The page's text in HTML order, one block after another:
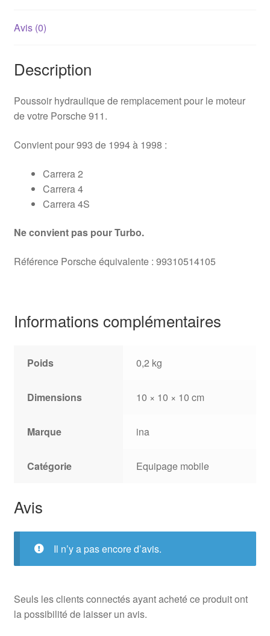
Avis (0)
Description
Poussoir hydraulique de remplacement pour le moteur
de votre Porsche 911.
Convient pour 993 de 1994 à 1998 :
Carrera 2
Carrera 4
Carrera 4S
Ne convient pas pour Turbo.
Référence Porsche équivalente : 99310514105
Informations complémentaires
Poids 0,2 kg
Dimensions 10 × 10 × 10 cm
Marque ina
Catégorie Equipage mobile
Avis
Il n’y a pas encore d’avis.
Seuls les clients connectés ayant acheté ce produit ont
la possibilité de laisser un avis.